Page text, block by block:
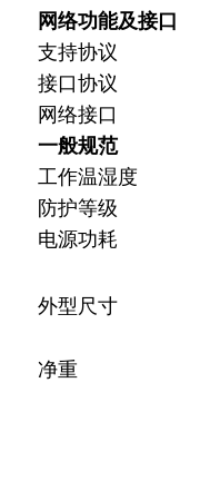
网络功能及接口
支持协议
接口协议
网络接口
一般规范
工作温湿度
防护等级
电源功耗
外型尺寸
净重